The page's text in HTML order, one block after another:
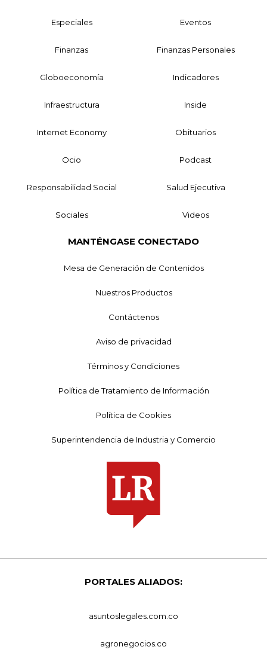
Especiales Eventos
Finanzas Finanzas Personales
Globoeconomía Indicadores
Infraestructura Inside
Internet Economy Obituarios
Ocio Podcast
Responsabilidad Social Salud Ejecutiva
Sociales Videos
MANTÉNGASE CONECTADO
Mesa de Generación de Contenidos
Nuestros Productos
Contáctenos
Aviso de privacidad
Términos y Condiciones
Política de Tratamiento de Información
Política de Cookies
Superintendencia de Industria y Comercio
PORTALES ALIADOS:
asuntoslegales.com.co
agronegocios.co